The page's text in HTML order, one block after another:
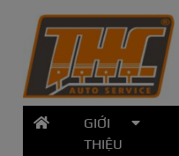
GIỚI
THIỆU